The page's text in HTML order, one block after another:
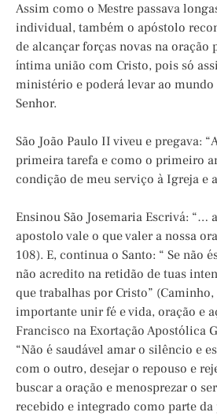
Assim como o Mestre passava
individual, também o apóstolo
de alcançar forças novas na oração
íntima união com Cristo, pois só
ministério e poderá levar ao mundo
Senhor.
São João Paulo II viveu e pregava:
primeira tarefa e como o primeiro
condição de meu serviço à Igreja e
Ensinou São Josemaria Escrivá: “…
apostolo vale o que valer a nossa
108). E, continua o Santo: “ Se não
não acredito na retidão de tuas
que trabalhas por Cristo” (Caminho,
importante unir fé e vida, oração e
Francisco na Exortação Apostólica
“Não é saudável amar o silêncio e
com o outro, desejar o repouso e
buscar a oração e menosprezar o
recebido e integrado como parte